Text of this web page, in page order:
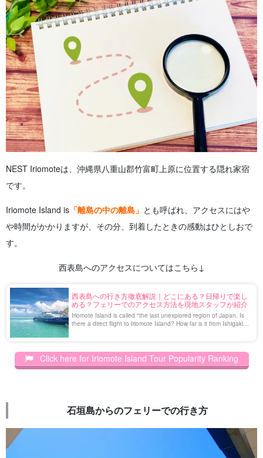
NEST Iriomoteは、沖縄県八重山郡竹富町上原に位置する隠れ家宿
です。
Iriomote Island is 「離島の中の離島」 とも呼ばれ、アクセスにはや
や時間がかかりますが、その分、到着したときの感動はひとしおで
す。
西表島へのアクセスについてはこちら↓
西表島への行き方徹底解説｜どこにある？日帰りで楽し
める？フェリーでのアクセス方法を現地スタッフが紹介
Iriomote Island is called "the last unexplored region of Japan. Is
there a direct flight to Iriomote Island? How far is it from Ishigaki
Click here for Iriomote Island Tour Popularity Ranking
石垣島からのフェリーでの行き方